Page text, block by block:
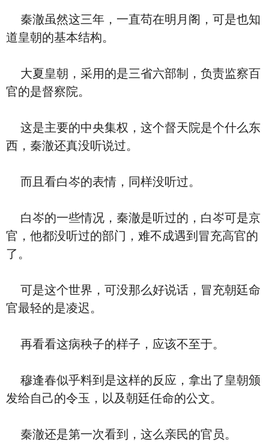
秦澈虽然这三年，一直苟在明月阁，可是也知
道皇朝的基本结构。
大夏皇朝，采用的是三省六部制，负责监察百
官的是督察院。
这是主要的中央集权，这个督天院是个什么东
西，秦澈还真没听说过。
而且看白岑的表情，同样没听过。
白岑的一些情况，秦澈是听过的，白岑可是京
官，他都没听过的部门，难不成遇到冒充高官的
了。
可是这个世界，可没那么好说话，冒充朝廷命
官最轻的是凌迟。
再看看这病秧子的样子，应该不至于。
穆逢春似乎料到是这样的反应，拿出了皇朝颁
发给自己的令玉，以及朝廷任命的公文。
秦澈还是第一次看到，这么亲民的官员。